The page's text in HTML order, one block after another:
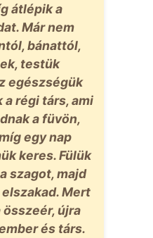
átlépik a
Már nem
bánattól,
testük
egészségük
a régi társ, ami
a füvön,
egy nap
keres. Fülük
szagot, majd
Mert
újra
és társ.